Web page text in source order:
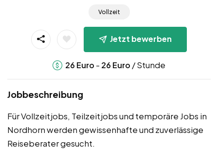
Vollzeit
Jetzt bewerben
26 Euro - 26 Euro / Stunde
Jobbeschreibung
Für Vollzeitjobs, Teilzeitjobs und temporäre Jobs in
Nordhorn werden gewissenhafte und zuverlässige
Reiseberater gesucht.